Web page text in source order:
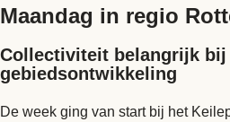
Maandag in regio
Collectiviteit belangrijk bij
gebiedsontwikkeling
De week ging van start bij het